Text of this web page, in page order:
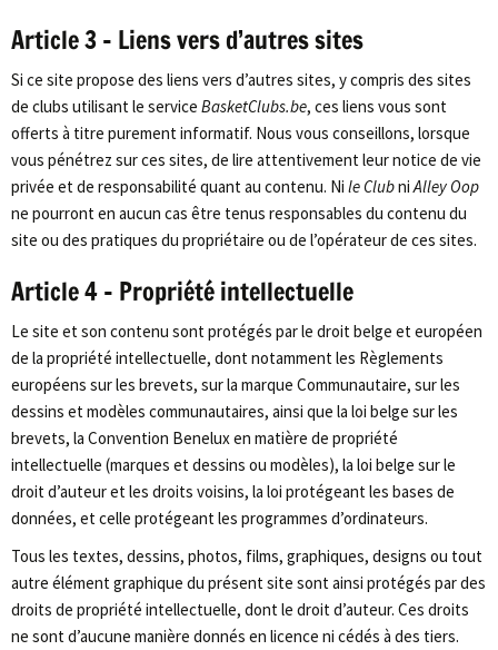
Article 3 – Liens vers d’autres sites
Si ce site propose des liens vers d’autres sites, y compris des sites
de clubs utilisant le service BasketClubs.be, ces liens vous sont
offerts à titre purement informatif. Nous vous conseillons, lorsque
vous pénétrez sur ces sites, de lire attentivement leur notice de vie
privée et de responsabilité quant au contenu. Ni le ClubniAlley Oop
ne pourront en aucun cas être tenus responsables du contenu du
site ou des pratiques du propriétaire ou de l’opérateur de ces sites.
Article 4 – Propriété intellectuelle
Le site et son contenu sont protégés par le droit belge et européen
de la propriété intellectuelle, dont notamment les Règlements
européens sur les brevets, sur la marque Communautaire, sur les
dessins et modèles communautaires, ainsi que la loi belge sur les
brevets, la Convention Benelux en matière de propriété
intellectuelle (marques et dessins ou modèles), la loi belge sur le
droit d’auteur et les droits voisins, la loi protégeant les bases de
données, et celle protégeant les programmes d’ordinateurs.
Tous les textes, dessins, photos, films, graphiques, designs ou tout
autre élément graphique du présent site sont ainsi protégés par des
droits de propriété intellectuelle, dont le droit d’auteur. Ces droits
ne sont d’aucune manière donnés en licence ni cédés à des tiers.